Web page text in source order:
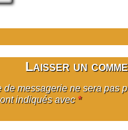
Laisser un
de messagerie ne sera pas
indiqués avec *